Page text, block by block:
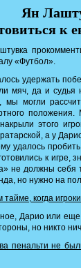
Ян
к
«Футбол».
удержать
мяч, да и судья
могли
этого
а у
удалось
к игре,
не должны
но нужно на
когда
Дарио или еще
но никто
пенальти не